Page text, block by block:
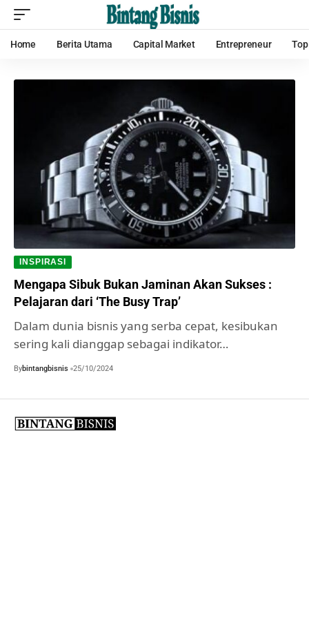
Home Berita Utama Capital Market Entrepreneur
INSPIRASI
Mengapa Sibuk Bukan Jaminan Akan Sukses :
Pelajaran dari ‘The Busy Trap’
Dalam dunia bisnis yang serba cepat, kesibukan
sering kali dianggap sebagai indikator…
Bybintangbisnis 25/10/2024